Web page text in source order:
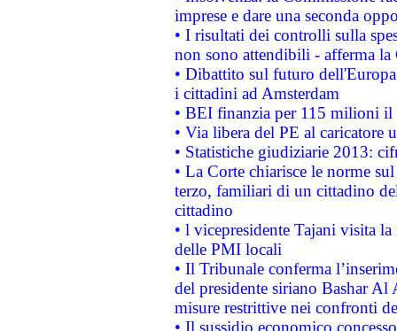
imprese e dare una seconda
• I risultati dei controlli sulla
non sono attendibili - afferma la
• Dibattito sul futuro
i cittadini ad Amsterdam
• BEI finanzia per 115 milioni
• Via libera del PE al caricatore
• Statistiche giudiziarie 2013:
• La Corte chiarisce le norme
terzo, familiari di un cittadino
cittadino
• l vicepresidente Tajani visita
delle PMI locali
• Il Tribunale conferma
del presidente siriano Bashar Al
misure restrittive nei confronti
• Il sussidio economico